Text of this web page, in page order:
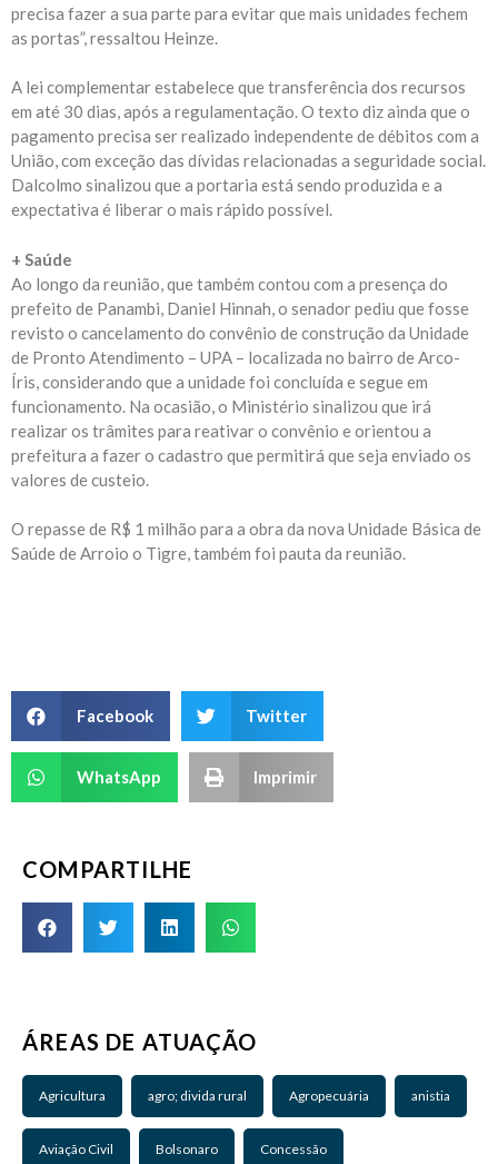
precisa fazer a sua parte para evitar que mais unidades fechem
as portas”, ressaltou Heinze.
A lei complementar estabelece que transferência dos recursos
em até 30 dias, após a regulamentação. O texto diz ainda que o
pagamento precisa ser realizado independente de débitos com a
União, com exceção das dívidas relacionadas a seguridade social.
Dalcolmo sinalizou que a portaria está sendo produzida e a
expectativa é liberar o mais rápido possível.
+ Saúde
Ao longo da reunião, que também contou com a presença do
prefeito de Panambi, Daniel Hinnah, o senador pediu que fosse
revisto o cancelamento do convênio de construção da Unidade
de Pronto Atendimento – UPA – localizada no bairro de Arco-
Íris, considerando que a unidade foi concluída e segue em
funcionamento. Na ocasião, o Ministério sinalizou que irá
realizar os trâmites para reativar o convênio e orientou a
prefeitura a fazer o cadastro que permitirá que seja enviado os
valores de custeio.
O repasse de R$ 1 milhão para a obra da nova Unidade Básica de
Saúde de Arroio o Tigre, também foi pauta da reunião.
Facebook Twitter
WhatsApp Imprimir
COMPARTILHE
ÁREAS DE ATUAÇÃO
Agricultura agro; divida rural Agropecuária anistia
Aviação Civil Bolsonaro Concessão